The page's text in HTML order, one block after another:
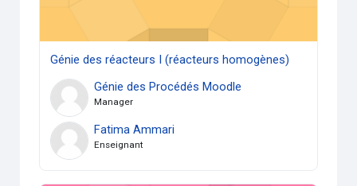
Génie des réacteurs I (réacteurs homogènes)
Génie des Procédés Moodle
Manager
Fatima Ammari
Enseignant